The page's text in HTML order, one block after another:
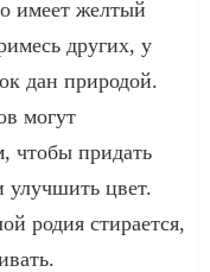
имеет желтый
других, у
дан природой.
могут
чтобы придать
улучшить цвет.
родия стирается,